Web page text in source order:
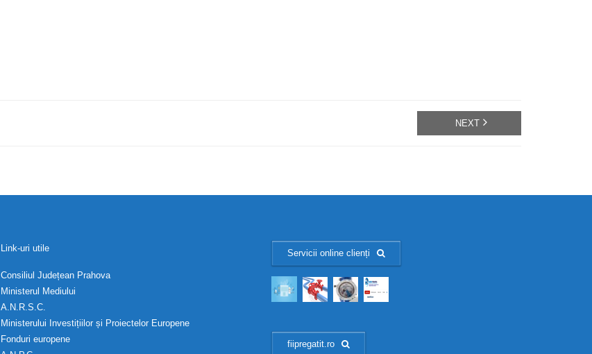
NEXT
Link-uri utile
Consiliul Județean Prahova
Ministerul Mediului
A.N.R.S.C.
Ministerului Investițiilor și Proiectelor Europene
Fonduri europene
Servicii online clienți
fiipregatit.ro